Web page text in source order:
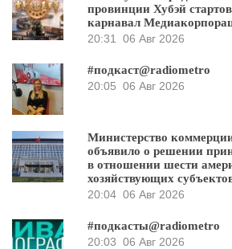
провинции Хубэй
карнавал
20:31
06 Авг 2026
#подкаст@radiometro
20:05 06 Авг 2026
Министерство
объявило о решении
в отношении шести
хозяйствующих
20:04 06 Авг 2026
#подкасты@radiometro
20:03 06 Авг 2026